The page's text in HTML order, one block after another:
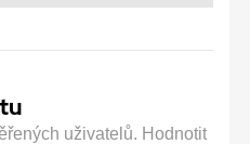
uživatelů. Hodnotit